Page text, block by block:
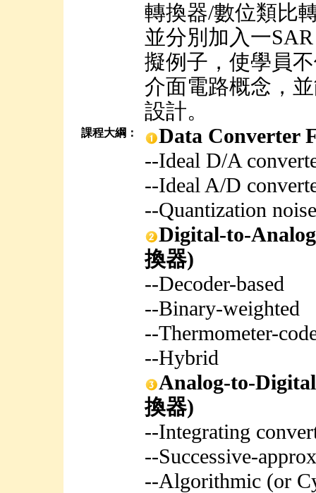
轉換器/數位類比
並分別加入一
擬例子，使學員
介面電路概念，
設計。
課程大綱：
Data Converter
--Ideal D/A
--Ideal A/D
--Quantization
Digital-to-
換器)
--Decoder-based
--Binary-weighted
--Thermometer-
--Hybrid
Analog-to-
換器)
--Integrating
--Successive-
--Algorithmic (or